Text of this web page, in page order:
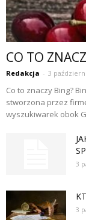
CO TO
Redakcja - 3
Co to znaczy Bing?
stworzona przez
wyszukiwarek obok
3
3